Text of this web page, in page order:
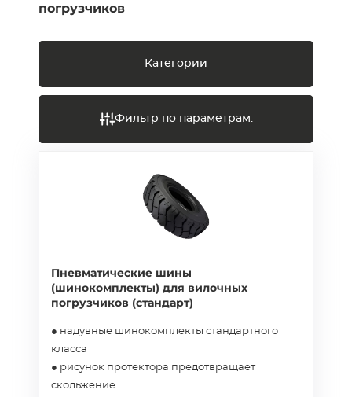
погрузчиков
Категории
Фильтр по параметрам:
Пневматические шины
(шинокомплекты) для вилочных
погрузчиков (стандарт)
● надувные шинокомплекты стандартного
класса
● рисунок протектора предотвращает
скольжение